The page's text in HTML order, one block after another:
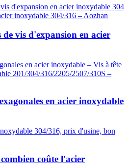
vis d'expansion en acier
en acier inoxydable
coûte l'acier